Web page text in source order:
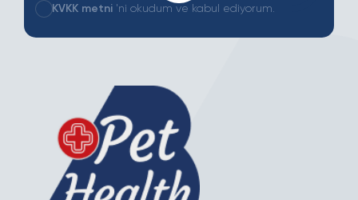
KVKK metni 'ni okudum ve kabul ediyorum.